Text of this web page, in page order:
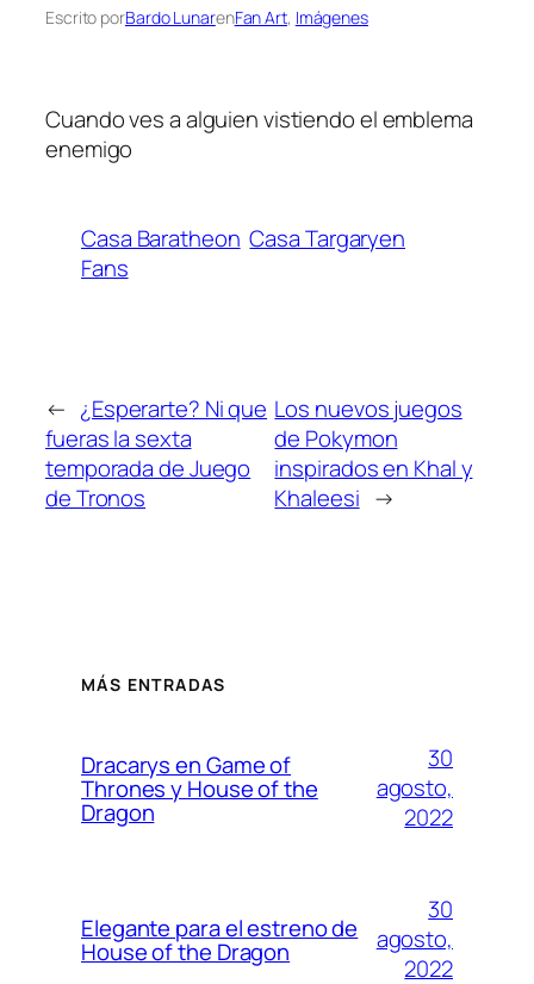
Escrito porBardo LunarenFan Art, Imágenes
Cuando ves a alguien vistiendo el emblema
enemigo
Casa Baratheon Casa Targaryen
Fans
← ¿Esperarte? Ni que
fueras la sexta
temporada de Juego
de Tronos
Los nuevos juegos
de Pokymon
inspirados en Khal y
Khaleesi →
MÁS ENTRADAS
Dracarys en Game of
Thrones y House of the
Dragon
30
agosto,
2022
Elegante para el estreno de
House of the Dragon
30
agosto,
2022